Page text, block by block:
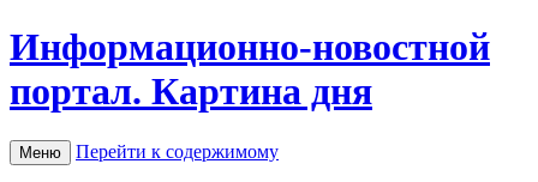
Информационно-новостной
портал. Картина дня
Меню Перейти к содержимому